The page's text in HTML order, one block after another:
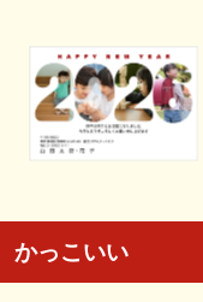
かっこいい